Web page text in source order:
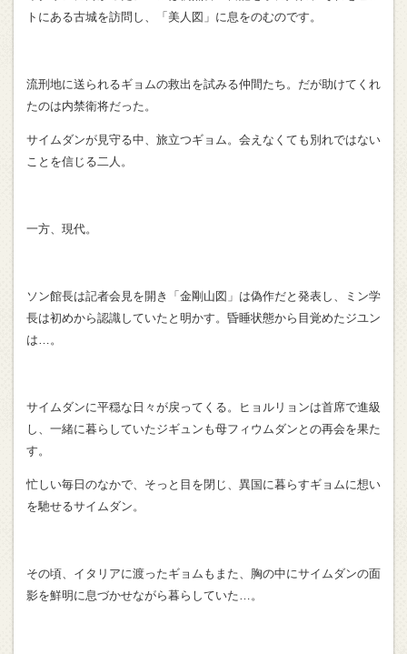
トにある古城を訪問し、「美人図」に息をのむのです。
流刑地に送られるギョムの救出を試みる仲間たち。だが助けてくれ
たのは内禁衛将だった。
サイムダンが見守る中、旅立つギョム。会えなくても別れではない
ことを信じる二人。
一方、現代。
ソン館長は記者会見を開き「金剛山図」は偽作だと発表し、ミン学
長は初めから認識していたと明かす。昏睡状態から目覚めたジユン
は…。
サイムダンに平穏な日々が戻ってくる。ヒョルリョンは首席で進級
し、一緒に暮らしていたジギュンも母フィウムダンとの再会を果た
す。
忙しい毎日のなかで、そっと目を閉じ、異国に暮らすギョムに想い
を馳せるサイムダン。
その頃、イタリアに渡ったギョムもまた、胸の中にサイムダンの面
影を鮮明に息づかせながら暮らしていた…。